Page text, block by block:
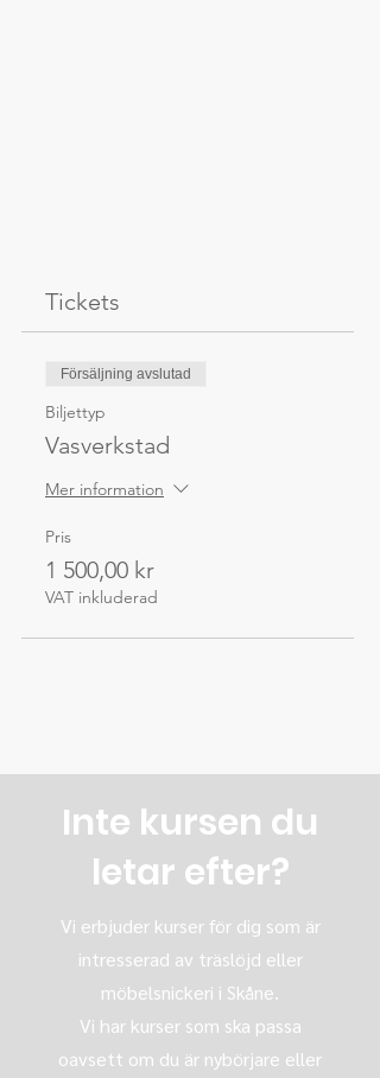
Tickets
Försäljning avslutad
Biljettyp
Vasverkstad
Mer information
Pris
1 500,00 kr
VAT inkluderad
Inte kursen du
letar efter?
Vi erbjuder kurser för dig som är
intresserad av träslöjd eller
möbelsnickeri i Skåne.
Vi har kurser som ska passa
oavsett om du är nybörjare eller